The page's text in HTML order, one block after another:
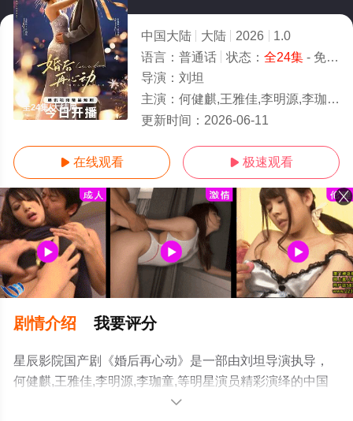
全24集/大结局
中国大陆 大陆 2026
1.0
语言： 普通话 状态： 全24集- 免费在线观看
导演： 刘坦
主演： 何健麒,王雅佳,李明源,李珈童,
更新时间： 2026-06-11
 在线观看  极速观看
剧情介绍 我要评分
星辰影院国产剧《婚后再心动》是一部由刘坦导演执导，
何健麒,王雅佳,李明源,李珈童,等明星演员精彩演绎的中国
大陆电视剧，大结局剧情已揭晓（全24集），手机免费观
